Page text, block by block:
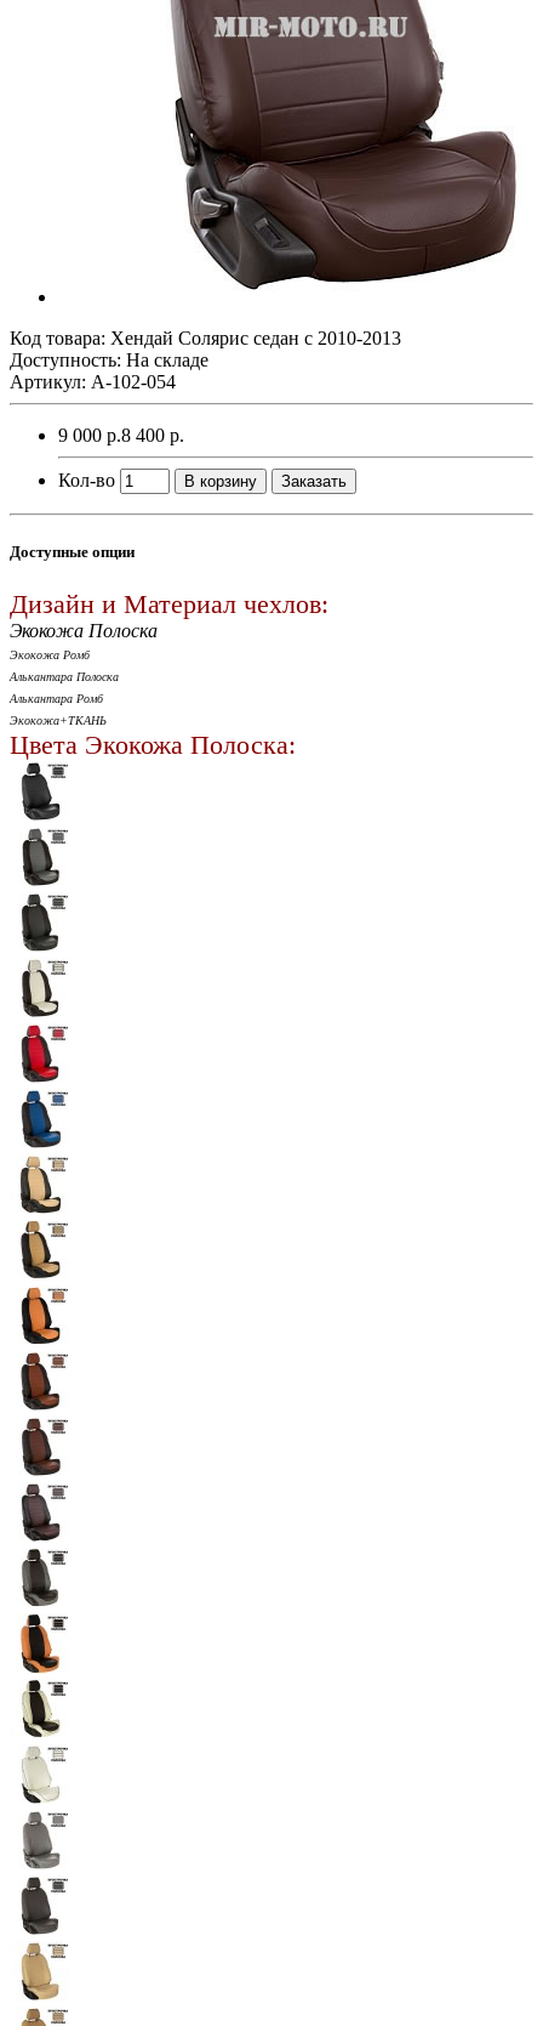
Код товара: Хендай Солярис седан с 2010-2013
Доступность: На складе
Артикул: A-102-054
9 000 р.8 400 р.
Кол-во В корзину Заказать
Доступные опции
Дизайн и Материал чехлов:
Экокожа Полоска
Экокожа Ромб
Алькантара Полоска
Алькантара Ромб
Экокожа+ТКАНЬ
Цвета Экокожа Полоска: